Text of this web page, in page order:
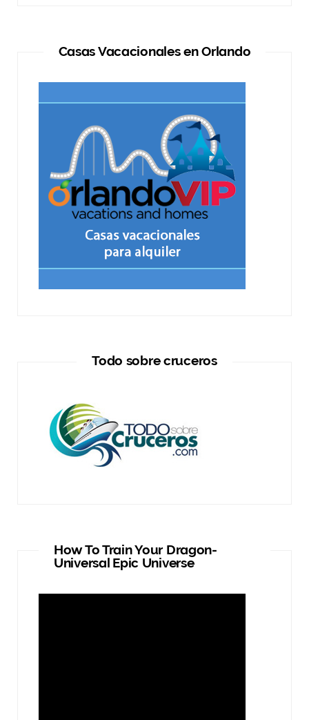
Casas Vacacionales en Orlando
Todo sobre cruceros
How To Train Your Dragon-
Universal Epic Universe